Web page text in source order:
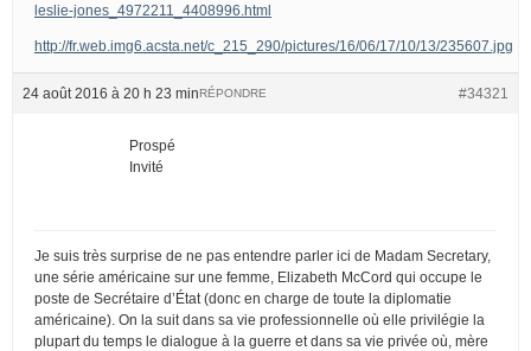
leslie-jones_4972211_4408996.html
http://fr.web.img6.acsta.net/c_215_290/pictures/16/06/17/10/13/235607.jpg
24 août 2016 à 20 h 23 min #34321
RÉPONDRE
Prospé
Invité
Je suis très surprise de ne pas entendre parler ici de Madam Secretary,
une série américaine sur une femme, Elizabeth McCord qui occupe le
poste de Secrétaire d’État (donc en charge de toute la diplomatie
américaine). On la suit dans sa vie professionnelle où elle privilégie la
plupart du temps le dialogue à la guerre et dans sa vie privée où, mère